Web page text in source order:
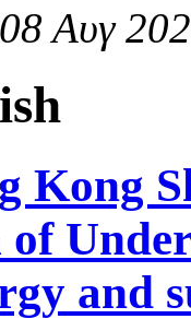
Αυγ
Kong
and